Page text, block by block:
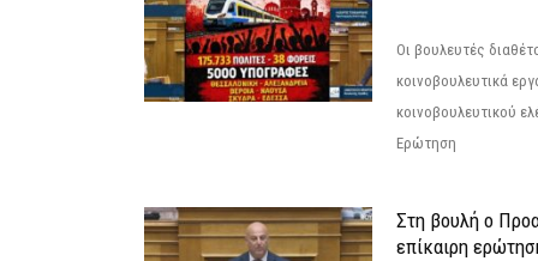
Οι βουλευτές
κοινοβουλευτικά
κοινοβουλευτικού
Ερώτηση
Στη βουλή ο
επίκαιρη